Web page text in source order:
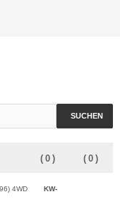
SUCHEN
( 0 )
( 0 )
4WD
KW-